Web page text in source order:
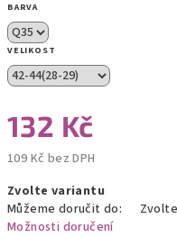
BARVA
VELIKOST
132 Kč
109 Kč bez DPH
cena:
Zvolte variantu
Můžeme doručit do:
Možnosti doručení